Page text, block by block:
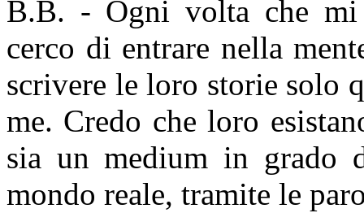
B.B. - Ogni volta che mi
cerco di entrare nella
scrivere le loro storie solo
me. Credo che loro
sia un medium in grado
mondo reale, tramite le